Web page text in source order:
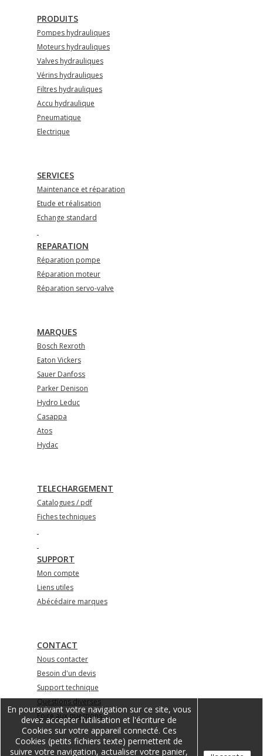
PRODUITS
Pompes hydrauliques
Moteurs hydrauliques
Valves hydrauliques
Vérins hydrauliques
Filtres hydrauliques
Accu hydraulique
Pneumatique
Electrique
SERVICES
Maintenance et réparation
Etude et réalisation
Echange standard
REPARATION
Réparation pompe
Réparation moteur
Réparation servo-valve
MARQUES
Bosch Rexroth
Eaton Vickers
Sauer Danfoss
Parker Denison
Hydro Leduc
Casappa
Atos
Hydac
TELECHARGEMENT
Catalogues / pdf
Fiches techniques
SUPPORT
Mon compte
Liens utiles
Abécédaire marques
CONTACT
Nous contacter
Besoin d'un devis
Support technique
Questions diverses
Foire aux questions
En poursuivant votre navigation sur ce site, vous
devez accepter l’utilisation et l'écriture de
Cookies sur votre appareil connecté. Ces
Cookies (petits fichiers texte) permettent de
suivre votre navigation, actualiser votre panier,